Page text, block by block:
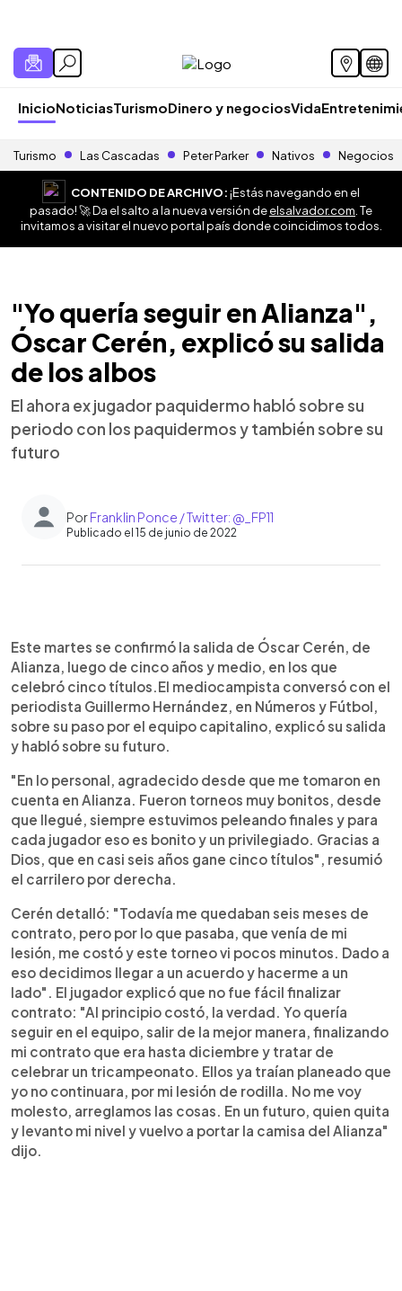
InicioNoticiasTurismoDinero y negociosVida
Turismo Las Cascadas Peter Parker Nativos Negocios
CONTENIDO DE ARCHIVO:¡Estás navegando en el
pasado! 🚀 Da el salto a la nueva versión deelsalvador.com . Te
invitamos a visitar el nuevo portal país donde coincidimos todos.
"Yo quería seguir en Alianza",
Óscar Cerén, explicó su salida
de los albos
El ahora ex jugador paquidermo habló sobre su
periodo con los paquidermos y también sobre su
futuro
PorFranklin Ponce / Twitter: @_FP11
Publicado el 15 de junio de 2022
Escuchar artículo
Este martes se confirmó la salida de Óscar Cerén, de
Alianza, luego de cinco años y medio, en los que
celebró cinco títulos.El mediocampista conversó con el
periodista Guillermo Hernández, en Números y Fútbol,
sobre su paso por el equipo capitalino, explicó su salida
y habló sobre su futuro.
"En lo personal, agradecido desde que me tomaron en
cuenta en Alianza. Fueron torneos muy bonitos, desde
que llegué, siempre estuvimos peleando finales y para
cada jugador eso es bonito y un privilegiado. Gracias a
Dios, que en casi seis años gane cinco títulos", resumió
el carrilero por derecha.
Cerén detalló: "Todavía me quedaban seis meses de
contrato, pero por lo que pasaba, que venía de mi
lesión, me costó y este torneo vi pocos minutos. Dado a
eso decidimos llegar a un acuerdo y hacerme a un
lado". El jugador explicó que no fue fácil finalizar
contrato: "Al principio costó, la verdad. Yo quería
seguir en el equipo, salir de la mejor manera, finalizando
mi contrato que era hasta diciembre y tratar de
celebrar un tricampeonato. Ellos ya traían planeado que
yo no continuara, por mi lesión de rodilla. No me voy
molesto, arreglamos las cosas. En un futuro, quien quita
y levanto mi nivel y vuelvo a portar la camisa del Alianza"
dijo.